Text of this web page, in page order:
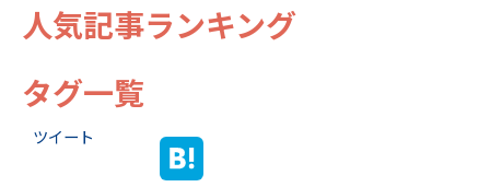
人気記事ランキング
タグ一覧
ツイート